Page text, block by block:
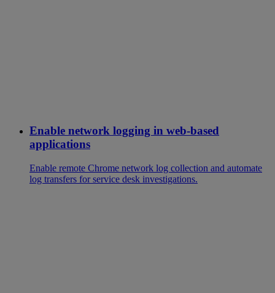
Enable network logging in web-based
applications
Enable remote Chrome network log collection and automate
log transfers for service desk investigations.